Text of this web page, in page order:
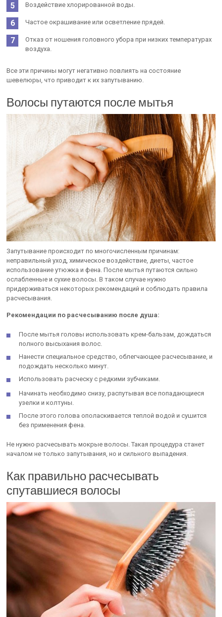
Воздействие хлорированной воды.
Частое окрашивание или осветление прядей.
Отказ от ношения головного убора при низких температурах
воздуха.
Все эти причины могут негативно повлиять на состояние
шевелюры, что приводит к их запутыванию.
Волосы путаются после мытья
Запутывание происходит по многочисленным причинам:
неправильный уход, химическое воздействие, диеты, частое
использование утюжка и фена. После мытья путаются сильно
ослабленные и сухие волосы. В таком случае нужно
придерживаться некоторых рекомендаций и соблюдать правила
расчесывания.
Рекомендации по расчесыванию после душа:
После мытья головы использовать крем-бальзам, дождаться
полного высыхания волос.
Нанести специальное средство, облегчающее расчесывание, и
подождать несколько минут.
Использовать расческу с редкими зубчиками.
Начинать необходимо снизу, распутывая все попадающиеся
узелки и колтуны.
После этого голова ополаскивается теплой водой и сушится
без применения фена.
Не нужно расчесывать мокрые волосы. Такая процедура станет
началом не только запутывания, но и сильного выпадения.
Как правильно расчесывать
спутавшиеся волосы